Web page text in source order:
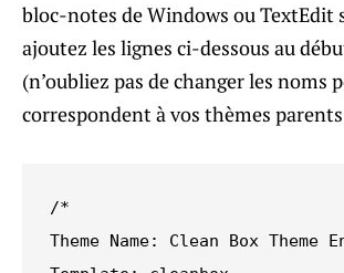
bloc-notes de Windows ou TextEdit
ajoutez les lignes ci-dessous au
(n’oubliez pas de changer les noms
correspondent à vos thèmes
/*
Theme Name: Clean Box Theme